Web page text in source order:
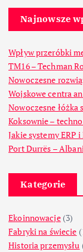
Najnowsze
Wpływ przeróbki
TM16 – Techman
Nowoczesne
Wojskowe centra
Nowoczesne
Koksownie –
Jakie systemy ERP
Port Durrës –
Kategorie
Ekoinnowacje(3)
Fabryki na świecie
Historia przemysłu